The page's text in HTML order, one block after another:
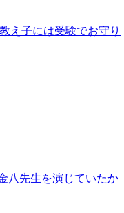
え子には受験でお守り
八先生を演じていたか